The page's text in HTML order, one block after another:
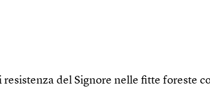
del Signore nelle fitte foreste